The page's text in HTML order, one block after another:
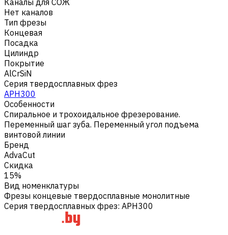
Нет каналов
Тип фрезы
Концевая
Посадка
Цилиндр
Покрытие
AlCrSiN
Серия твердосплавных фрез
APH300
Особенности
Спиральное и трохоидальное фрезерование.
Переменный шаг зуба. Переменный угол подъема
винтовой линии
Бренд
AdvaCut
Скидка
15%
Вид номенклатуры
Фрезы концевые твердосплавные монолитные
Серия твердосплавных фрез: APH300